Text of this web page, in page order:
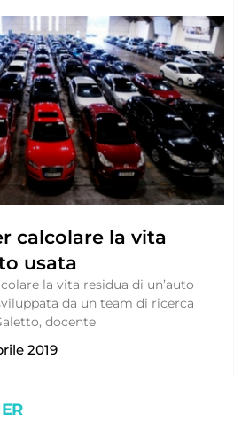
calcolare la vita
usata
la vita residua di un’auto
da un team di ricerca
docente
2019